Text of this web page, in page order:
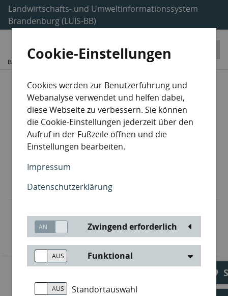
Landwirtschafts- und Umweltinformationssystem
Brandenburg (LUIS-BB)
Entsorgungsanlagen
Sammler / Beförderer
Havarieentsorger
Lehrgangsträger
Cookie-Einstellungen
Cookies werden zur Benutzerführung und
Webanalyse verwendet und helfen dabei,
diese Webseite zu verbessern. Sie können
die Cookie-Einstellungen jederzeit über den
Aufruf in der Fußzeile öffnen und die
Einstellungen bearbeiten.
Impressum
Datenschutzerklärung
Zwingend erforderlich
Funktional
Standortauswahl